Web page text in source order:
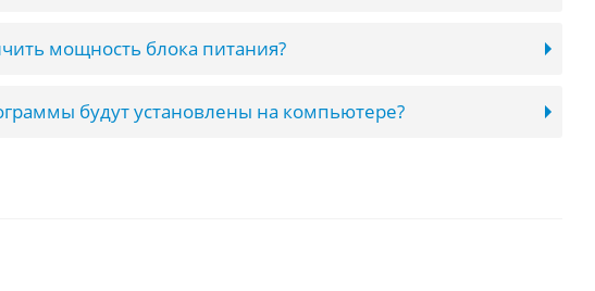
мощность блока питания?
будут установлены на компьютере?